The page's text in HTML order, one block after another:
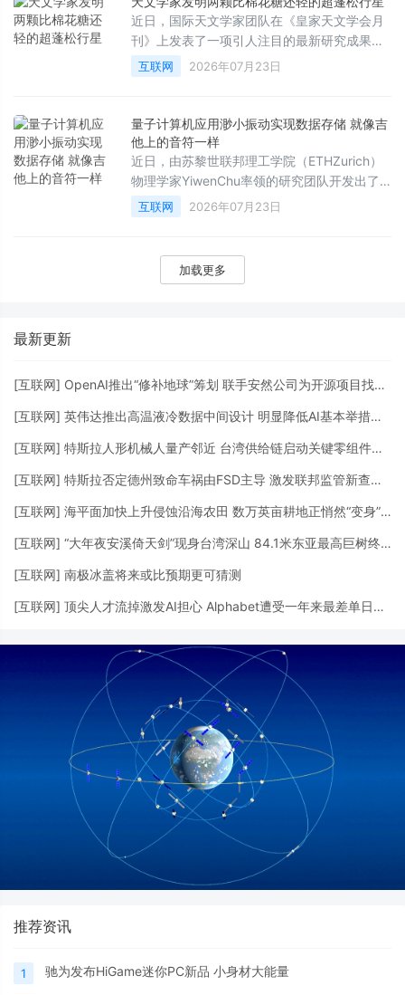
超乎想象的强大计算能力。
近日，国际天文学家团队在《皇家天文学会月
刊》上发表了一项引人注目的最新研究成果，
宣布在距离地球约1110光年外的南天星座“飞鱼
座”中，发现了两颗密度极低的“超级蓬松”巨行
为科学家研究奇异行星的起源与演化提供了罕
见的全新窗口。
互联网 2026年07月23日
量子计算机应用渺小振动实现数据存储 就像吉
他上的音符一样
近日，由苏黎世联邦理工学院（ETHZurich）
物理学家YiwenChu率领的研究团队开发出了
一种全新的量子芯片，成功将信息以微小振动
（即声子携带的振动能量包）的形式存储在芯
上共鸣的音符。这项突破性成果有望彻底改变
未来量子计算机的构建方式。
互联网 2026年07月23日
加载更多
最新更新
[互联网] OpenAI推出“修补地球”筹划 联手安然公司为开源项目找马脚打补丁
[互联网] 英伟达推出高温液冷数据中间设计 明显降低AI基本举措措施用水需求
[互联网] 特斯拉人形机械人量产邻近 台湾供给链启动关键零组件供货
[互联网] 特斯拉否定德州致命车祸由FSD主导 激发联邦监管新查询拜访
[互联网] 海平面加快上升侵蚀沿海农田 数万英亩耕地正悄然“变身”湿地
[互联网] “大年夜安溪倚天剑”现身台湾深山 84.1米东亚最高巨树终被发明
[互联网] 南极冰盖将来或比预期更可猜测
[互联网] 顶尖人才流掉激发AI担心 Alphabet遭受一年来最差单日表示
推荐资讯
1 驰为发布HiGame迷你PC新品 小身材大能量